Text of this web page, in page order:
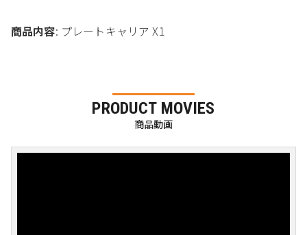
商品内容: プレートキャリア X1
PRODUCT MOVIES
商品動画